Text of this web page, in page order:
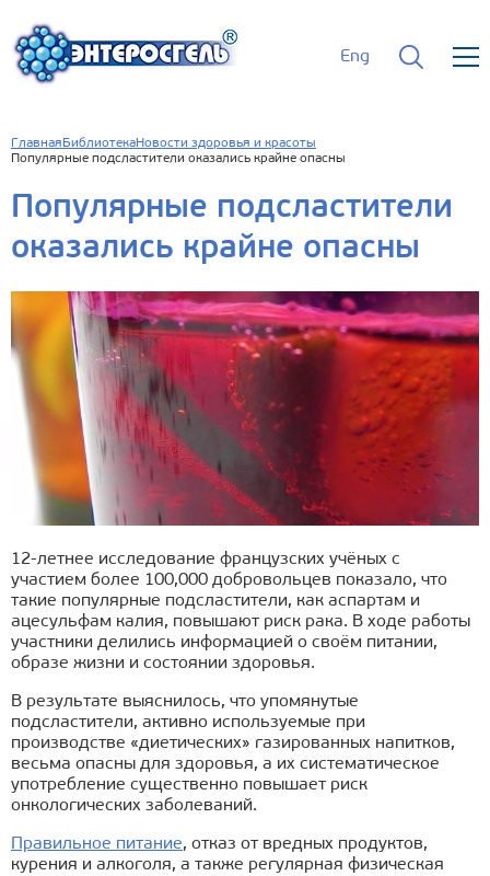
Eng
Главная БиблиотекаНовости здоровья и красоты
Популярные подсластители оказались крайне опасны
Популярные подсластители
оказались крайне опасны
12-летнее исследование французских учёных с
участием более 100,000 добровольцев показало, что
такие популярные подсластители, как аспартам и
ацесульфам калия, повышают риск рака. В ходе работы
участники делились информацией о своём питании,
образе жизни и состоянии здоровья.
В результате выяснилось, что упомянутые
подсластители, активно используемые при
производстве «диетических» газированных напитков,
весьма опасны для здоровья, а их систематическое
употребление существенно повышает риск
онкологических заболеваний.
Правильное питание, отказ от вредных продуктов,
курения и алкоголя, а также регулярная физическая